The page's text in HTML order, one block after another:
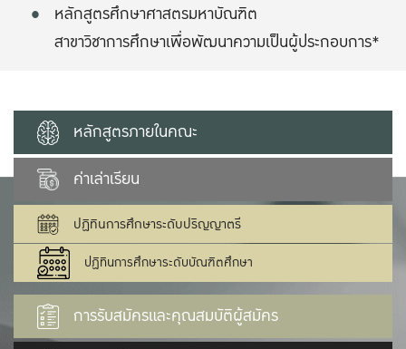
หลักสูตรศึกษาศาสตรมหาบัณฑิต
สาขาวิชาการศึกษาเพื่อพัฒนาความเป็นผู้ประกอบการ*
หลักสูตรภายในคณะ
ค่าเล่าเรียน
ปฏิทินการศึกษาระดับปริญญาตรี
ปฏิทินการศึกษาระดับบัณฑิตศึกษา
การรับสมัครและคุณสมบัติผู้สมัคร